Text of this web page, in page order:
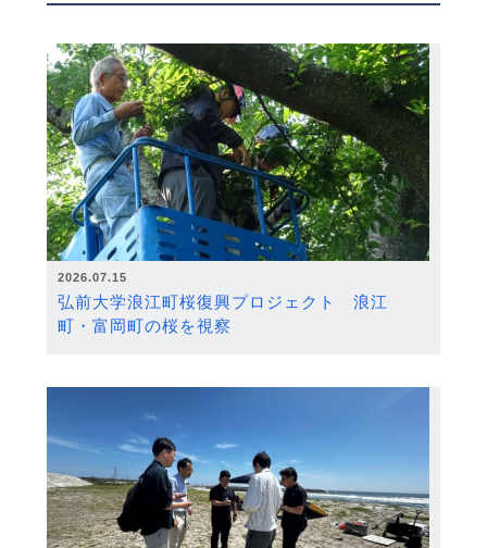
2026.07.15
弘前大学浪江町桜復興プロジェクト 浪江
町・富岡町の桜を視察